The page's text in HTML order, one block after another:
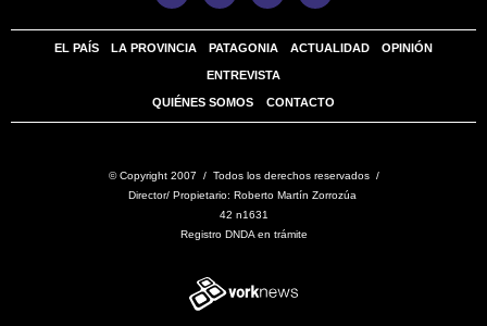
EL PAÍS LA PROVINCIA PATAGONIA ACTUALIDAD OPINIÓN
ENTREVISTA
QUIÉNES SOMOS CONTACTO
© Copyright 2007 / Todos los derechos reservados /
Director/ Propietario: Roberto Martín Zorrozúa
42 n1631
Registro DNDA en trámite